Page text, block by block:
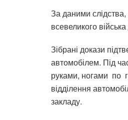
За даними слідства,
всевеликого
Зібрані докази
автомобілем. Під
руками, ногами по
відділення
закладу.